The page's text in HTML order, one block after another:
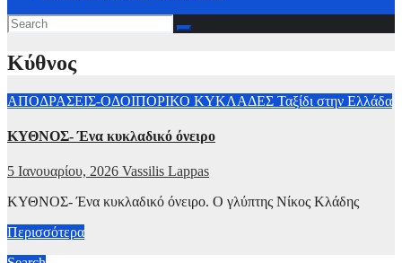
Κύθνος
ΑΠΟΔΡΑΣΕΙΣ-ΟΔΟΙΠΟΡΙΚΟ ΚΥΚΛΑΔΕΣ Ταξίδι στην Ελλάδα
ΚΥΘΝΟΣ- Ένα κυκλαδικό όνειρο
5 Ιανουαρίου, 2026 Vassilis Lappas
ΚΥΘΝΟΣ- Ένα κυκλαδικό όνειρο. Ο γλύπτης Νίκος Κλάδης
Περισσότερα